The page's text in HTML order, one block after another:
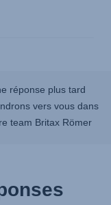
réponse plus tard
vers vous dans
team Britax Römer